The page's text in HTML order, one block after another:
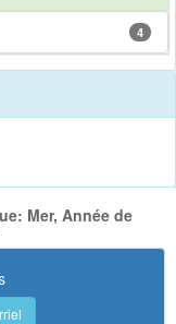
4
Mer, Année de